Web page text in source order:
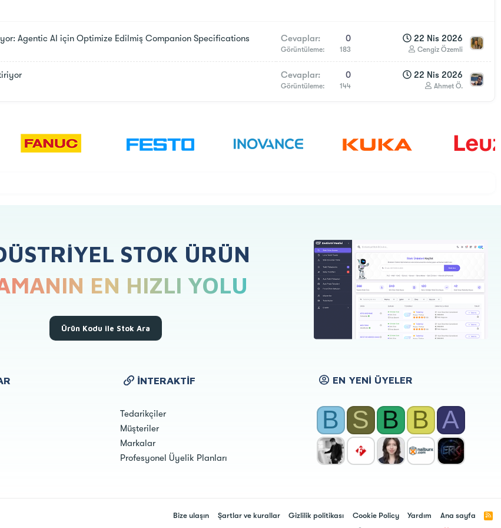
Agentic AI için Optimize Edilmiş Companion Specifications Cevaplar 0
Görüntüleme 183
22 Nis 2026
Cengiz Özemli
Cevaplar 0
Görüntüleme 144
22 Nis 2026
Ahmet Ö.
STOK ÜRÜN
EN HIZLI YOLU
Ürün Kodu ile Stok Ara
İNTERAKTIF
Tedarikçiler
Müşteriler
Markalar
Profesyonel Üyelik Planları
EN YENI ÜYELER
B S B B A
Bize ulaşın Şartlar ve kurallar Gizlilik politikası Cookie Policy Yardım Ana sayfa
R